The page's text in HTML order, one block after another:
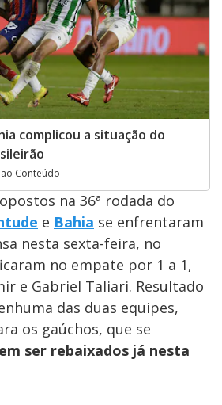
complicou a situação do
Conteúdo
na 36ª rodada do
e Bahia se enfrentaram
nesta sexta-feira, no
no empate por 1 a 1,
e Gabriel Taliari. Resultado
das duas equipes,
os gaúchos, que se
ser rebaixados já nesta